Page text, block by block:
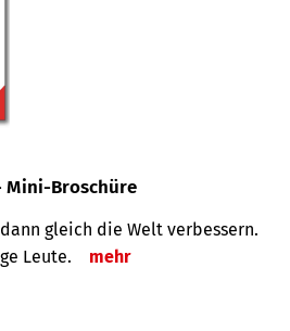
Mini-Broschüre
gleich die Welt verbessern.
Leute.
mehr